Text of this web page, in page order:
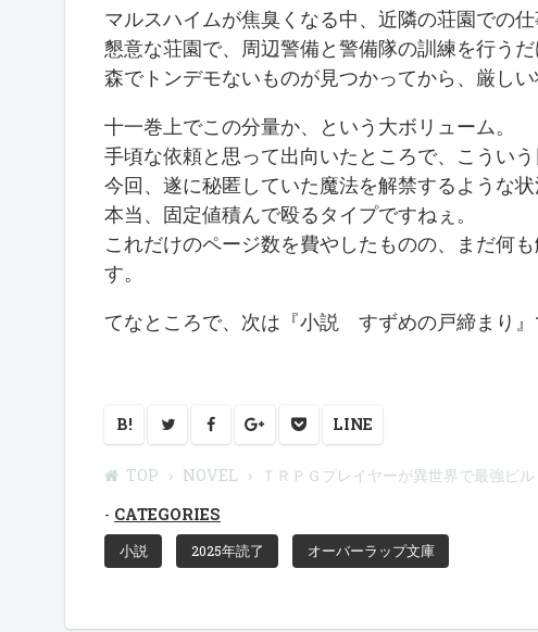
マルスハイムが焦臭くなる中、近隣の荘園での仕
懇意な荘園で、周辺警備と警備隊の訓練を行うだ
森でトンデモないものが見つかってから、厳しい
十一巻上でこの分量か、という大ボリューム。
手頃な依頼と思って出向いたところで、こういう
今回、遂に秘匿していた魔法を解禁するような
本当、固定値積んで殴るタイプですねぇ。
これだけのページ数を費やしたものの、まだ何
す。
てなところで、次は『小説 すずめの戸締まり』
B! LINE
TOP NOVEL
ＴＲＰＧプレイヤーが異世界で最強ビ
CATEGORIES
小説 2025年読了 オーバーラップ文庫